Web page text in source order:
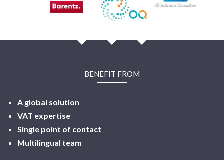
BENEFIT FROM
A global solution
VAT expertise
Single point of contact
Multilingual team